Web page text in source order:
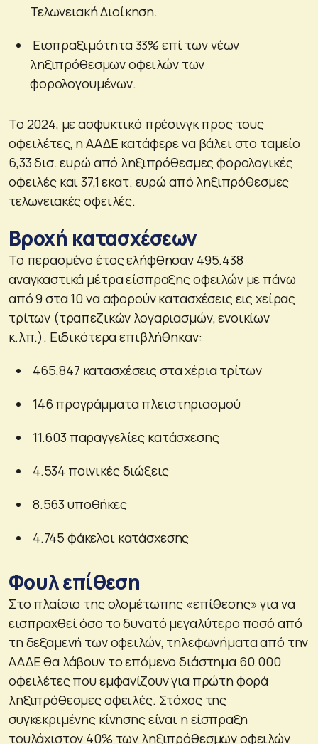
Τελωνειακή Διοίκηση.
Εισπραξιμότητα 33% επί των νέων
ληξιπρόθεσμων οφειλών των
φορολογουμένων.
Το 2024, με ασφυκτικό πρέσινγκ προς τους
οφειλέτες, η ΑΑΔΕ κατάφερε να βάλει στο ταμείο
6,33 δισ. ευρώ από ληξιπρόθεσμες φορολογικές
οφειλές και 37,1 εκατ. ευρώ από ληξιπρόθεσμες
τελωνειακές οφειλές.
Βροχή κατασχέσεων
Το περασμένο έτος ελήφθησαν 495.438
αναγκαστικά μέτρα είσπραξης οφειλών με πάνω
από 9 στα 10 να αφορούν κατασχέσεις εις χείρας
τρίτων (τραπεζικών λογαριασμών, ενοικίων
κ.λπ.). Ειδικότερα επιβλήθηκαν:
465.847 κατασχέσεις στα χέρια τρίτων
146 προγράμματα πλειστηριασμού
11.603 παραγγελίες κατάσχεσης
4.534 ποινικές διώξεις
8.563 υποθήκες
4.745 φάκελοι κατάσχεσης
Φουλ επίθεση
Στο πλαίσιο της ολομέτωπης «επίθεσης» για να
εισπραχθεί όσο το δυνατό μεγαλύτερο ποσό από
τη δεξαμενή των οφειλών, τηλεφωνήματα από την
ΑΑΔΕ θα λάβουν το επόμενο διάστημα 60.000
οφειλέτες που εμφανίζουν για πρώτη φορά
ληξιπρόθεσμες οφειλές. Στόχος της
συγκεκριμένης κίνησης είναι η είσπραξη
τουλάχιστον 40% των ληξιπρόθεσμων οφειλών